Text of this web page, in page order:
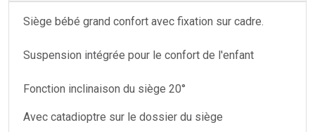
Siège bébé grand confort avec fixation sur cadre.
Suspension intégrée pour le confort de l'enfant
Fonction inclinaison du siège 20°
Avec catadioptre sur le dossier du siège